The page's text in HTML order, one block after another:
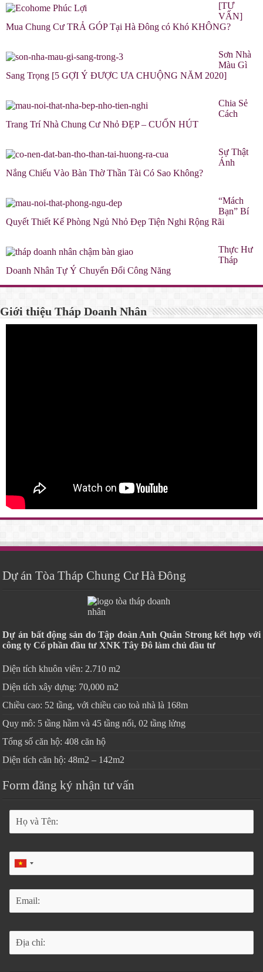
[TƯ
VẤN]
Mua Chung Cư TRẢ GÓP Tại Hà Đông có Khó KHÔNG?
Sơn Nhà
Màu Gì
Sang Trọng [5 GỢI Ý ĐƯỢC ƯA CHUỘNG NĂM 2020]
Chia Sẻ
Cách
Trang Trí Nhà Chung Cư Nhỏ ĐẸP – CUỐN HÚT
Sự Thật
Ánh
Nắng Chiếu Vào Bàn Thờ Thần Tài Có Sao Không?
“Mách
Bạn” Bí
Quyết Thiết Kế Phòng Ngủ Nhỏ Đẹp Tiện Nghi Rộng Rãi
Thực Hư
Tháp
Doanh Nhân Tự Ý Chuyển Đổi Công Năng
Giới thiệu Tháp Doanh Nhân
Dự án Tòa Tháp Chung Cư Hà Đông
Dự án bất động sản do Tập đoàn Anh Quân Strong kết hợp với
công ty Cổ phần đầu tư XNK Tây Đô làm chủ đầu tư
Diện tích khuôn viên: 2.710 m2
Diện tích xây dựng: 70,000 m2
Chiều cao: 52 tầng, với chiều cao toà nhà là 168m
Quy mô: 5 tầng hầm và 45 tầng nổi, 02 tầng lửng
Tổng số căn hộ: 408 căn hộ
Diện tích căn hộ: 48m2 – 142m2
Form đăng ký nhận tư vấn